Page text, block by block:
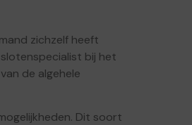
zichzelf heeft
bij het
de algehele
Dit soort